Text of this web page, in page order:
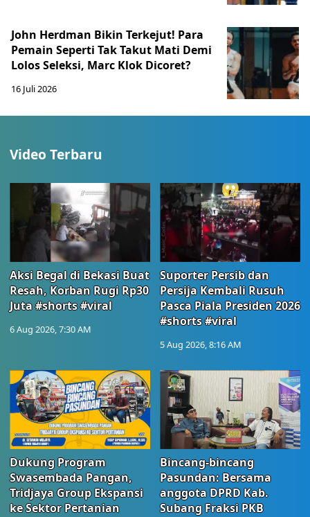
John Herdman Bikin Terkejut! Para
Pemain Seperti Tak Takut Mati Demi
Lolos Seleksi, Marc Klok Dicoret?
16 Juli 2026
Video Terbaru
Aksi Begal di Bekasi Buat
Resah, Korban Rugi Rp30
Juta #shorts #viral
6 Aug 2026, 7:30 AM
Suporter Persib dan
Persija Kembali Rusuh
Pasca Piala Presiden 2026
#shorts #viral
5 Aug 2026, 8:16 AM
Dukung Program
Swasembada Pangan,
Tridjaya Group Ekspansi
ke Sektor Pertanian
Bincang-bincang
Pasundan: Bersama
anggota DPRD Kab.
Subang Fraksi PKB